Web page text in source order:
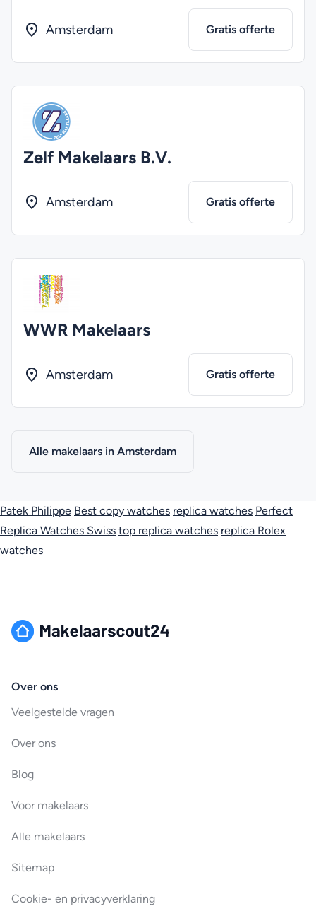
Amsterdam Gratis offerte
Zelf Makelaars B.V.
Amsterdam Gratis offerte
WWR Makelaars
Amsterdam Gratis offerte
Alle makelaars in Amsterdam
Patek Philippe Best copy watches replica watches Perfect
Replica Watches Swiss top replica watches replica Rolex
watches
Over ons
Veelgestelde vragen
Over ons
Blog
Voor makelaars
Alle makelaars
Sitemap
Cookie- en privacyverklaring